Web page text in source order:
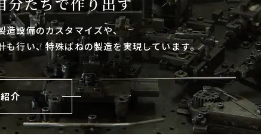
造設備のカスタマイズや、
も行い、特殊ばねの製造を実現しています。
介